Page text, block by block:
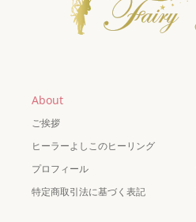
About
ご挨拶
ヒーラーよしこのヒーリング
プロフィール
特定商取引法に基づく表記